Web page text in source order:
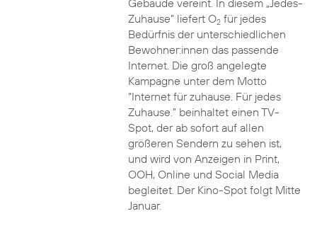
Zuhause” liefert O2für jedes
Bedürfnis der unterschiedlichen
Bewohner:innen das passende
Internet. Die groß angelegte
Kampagne unter dem Motto
“Internet für zuhause. Für jedes
Zuhause.” beinhaltet einen TV-
Spot, der ab sofort auf allen
größeren Sendern zu sehen ist,
und wird von Anzeigen in Print,
OOH, Online und Social Media
begleitet. Der Kino-Spot folgt Mitte
Januar.